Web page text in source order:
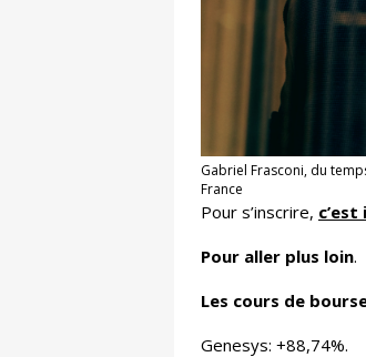
Gabriel Frasconi, du
France
Pour s’inscrire, c’est
Pour aller plus loin.
Les cours de
Genesys: +88,74%.